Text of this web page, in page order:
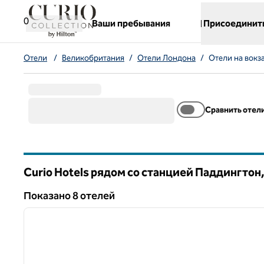
Перейти к содержанию
0
Ваши пребывания
,открывается новая вкладка
Отели / Великобритания / Отели Лондона / Отели на
Сравнить
Curio Hotels рядом со станцией
Показанo 8 отелей
Показанo 8 отелей
1 из 12